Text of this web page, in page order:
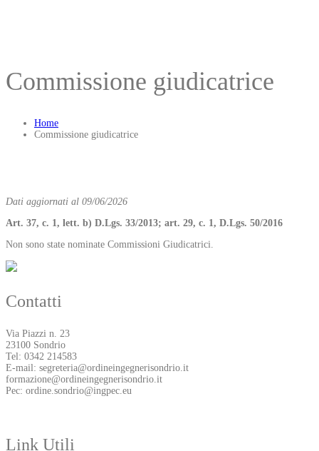
Commissione giudicatrice
Home
Commissione giudicatrice
Dati aggiornati al 09/06/2026
Art. 37, c. 1, lett. b) D.Lgs. 33/2013; art. 29, c. 1, D.Lgs. 50/2016
Non sono state nominate Commissioni Giudicatrici.
Contatti
Via Piazzi n. 23
23100 Sondrio
Tel: 0342 214583
E-mail: segreteria@ordineingegnerisondrio.it
formazione@ordineingegnerisondrio.it
Pec: ordine.sondrio@ingpec.eu
Link Utili